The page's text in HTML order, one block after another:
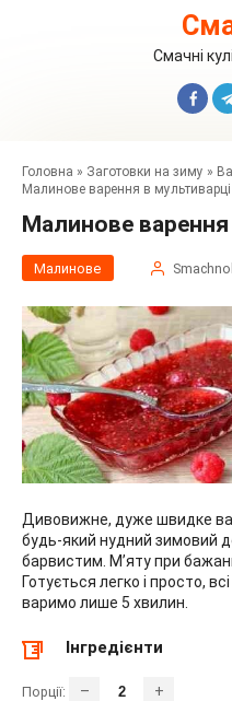
Смачні
Головна » Заготовки на зиму »
Малинове варення в мультиварці
Малинове
Малинове
Дивовижне, дуже швидке
будь-який нудний зимовий
барвистим. М’яту при
Готується легко і просто,
варимо лише 5 хвилин.
Інгредієнти
Порції: – +